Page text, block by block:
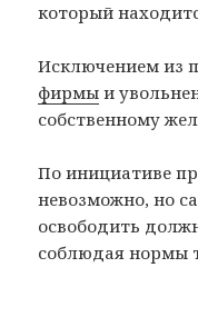
который
Исключением из
фирмы и
собственному
По инициативе
невозможно, но
освободить
соблюдая нормы